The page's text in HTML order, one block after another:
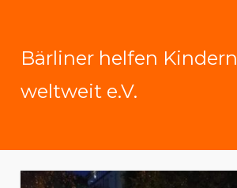
springenBärliner helfen Kindern
weltweit e.V.